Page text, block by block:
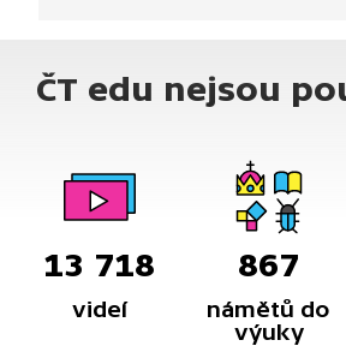
ČT edu nejsou
13 718
videí
867
námětů do
výuky